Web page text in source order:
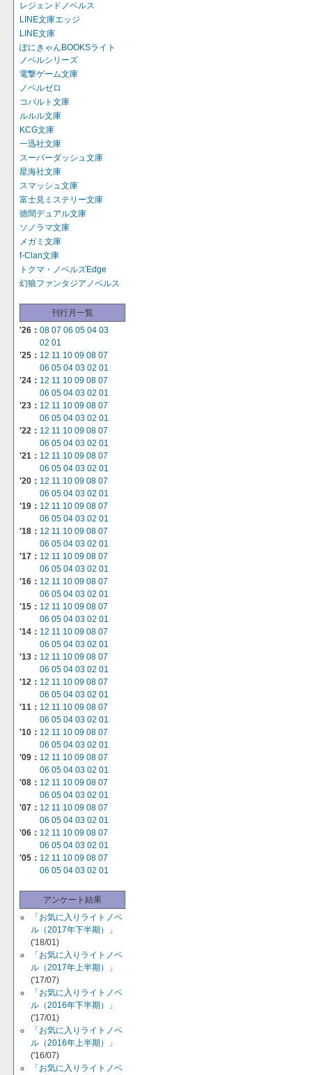
レジェンドノベルス
LINE文庫エッジ
LINE文庫
ぽにきゃんBOOKSライト
ノベルシリーズ
電撃ゲーム文庫
ノベルゼロ
コバルト文庫
ルルル文庫
KCG文庫
一迅社文庫
スーパーダッシュ文庫
星海社文庫
スマッシュ文庫
富士見ミステリー文庫
徳間デュアル文庫
ソノラマ文庫
メガミ文庫
f-Clan文庫
トクマ・ノベルズEdge
幻狼ファンタジアノベルス
刊行月一覧
'26： 08 07 06 05 04 03
02 01
'25： 12 11 10 09 08 07
06 05 04 03 02 01
'24： 12 11 10 09 08 07
06 05 04 03 02 01
'23： 12 11 10 09 08 07
06 05 04 03 02 01
'22： 12 11 10 09 08 07
06 05 04 03 02 01
'21： 12 11 10 09 08 07
06 05 04 03 02 01
'20： 12 11 10 09 08 07
06 05 04 03 02 01
'19： 12 11 10 09 08 07
06 05 04 03 02 01
'18： 12 11 10 09 08 07
06 05 04 03 02 01
'17： 12 11 10 09 08 07
06 05 04 03 02 01
'16： 12 11 10 09 08 07
06 05 04 03 02 01
'15： 12 11 10 09 08 07
06 05 04 03 02 01
'14： 12 11 10 09 08 07
06 05 04 03 02 01
'13： 12 11 10 09 08 07
06 05 04 03 02 01
'12： 12 11 10 09 08 07
06 05 04 03 02 01
'11： 12 11 10 09 08 07
06 05 04 03 02 01
'10： 12 11 10 09 08 07
06 05 04 03 02 01
'09： 12 11 10 09 08 07
06 05 04 03 02 01
'08： 12 11 10 09 08 07
06 05 04 03 02 01
'07： 12 11 10 09 08 07
06 05 04 03 02 01
'06： 12 11 10 09 08 07
06 05 04 03 02 01
'05： 12 11 10 09 08 07
06 05 04 03 02 01
アンケート結果
「お気に入りライトノベ
ル（2017年下半期）」
('18/01)
「お気に入りライトノベ
ル（2017年上半期）」
('17/07)
「お気に入りライトノベ
ル（2016年下半期）」
('17/01)
「お気に入りライトノベ
ル（2016年上半期）」
('16/07)
「お気に入りライトノベ